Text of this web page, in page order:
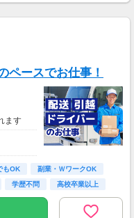
動され
ペースでお仕事！
ます
もOK
副業・ＷワークOK
学歴不問 高校卒業以上